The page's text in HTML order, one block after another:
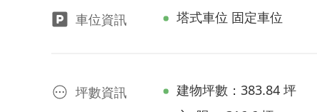
車位資訊 塔式車位 固定車位
坪數資訊
建物坪數：383.84 坪